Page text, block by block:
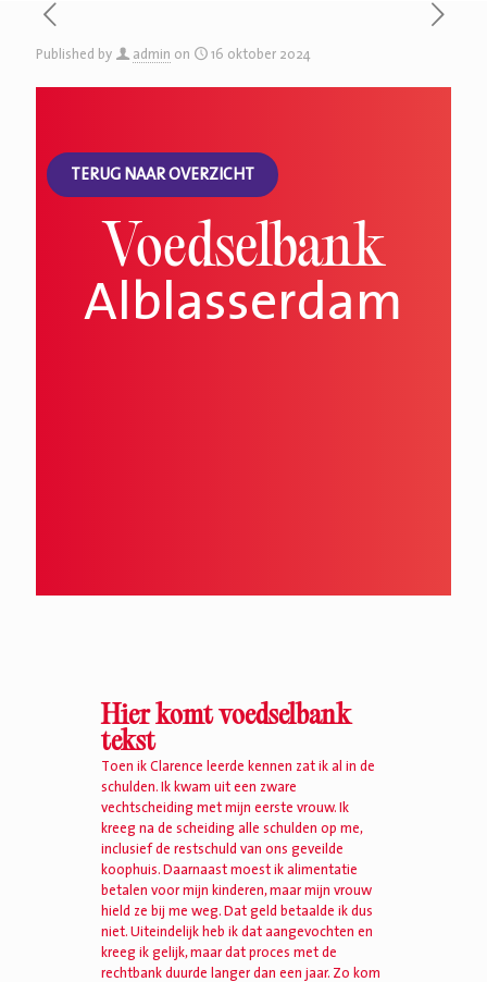
Published by admin on 16 oktober 2024
TERUG NAAR OVERZICHT
Voedselbank
Alblasserdam
Hier komt voedselbank
tekst
Toen ik Clarence leerde kennen zat ik al in de
schulden. Ik kwam uit een zware
vechtscheiding met mijn eerste vrouw. Ik
kreeg na de scheiding alle schulden op me,
inclusief de restschuld van ons geveilde
koophuis. Daarnaast moest ik alimentatie
betalen voor mijn kinderen, maar mijn vrouw
hield ze bij me weg. Dat geld betaalde ik dus
niet. Uiteindelijk heb ik dat aangevochten en
kreeg ik gelijk, maar dat proces met de
rechtbank duurde langer dan een jaar. Zo kom